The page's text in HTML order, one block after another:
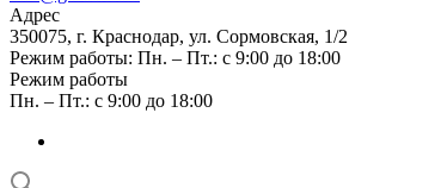
Адрес
350075, г. Краснодар, ул. Сормовская, 1/2
Режим работы: Пн. – Пт.: с 9:00 до 18:00
Режим работы
Пн. – Пт.: с 9:00 до 18:00